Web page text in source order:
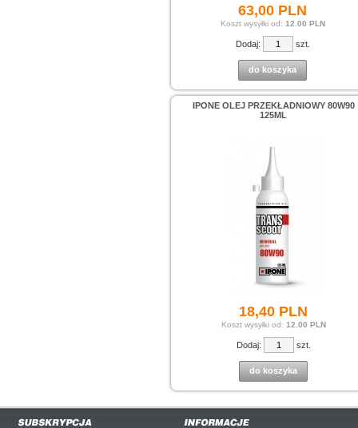
63,00 PLN
Koszt wysyłki od: 12.00 PLN
Dodaj: szt.
do koszyka
IPONE OLEJ PRZEKŁADNIOWY 80W90
125ML
18,40 PLN
Koszt wysyłki od: 12.00 PLN
Dodaj: szt.
do koszyka